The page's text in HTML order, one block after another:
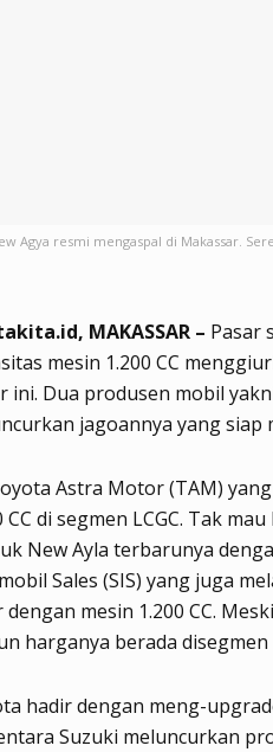
Agya resmi mengaspal di Makassar.
MAKASSAR – Pasar
mesin 1.200 CC
ini. Dua produsen mobil
jagoannya yang siap
Astra Motor (TAM)
CC di segmen LCGC. Tak
New Ayla terbarunya
Sales (SIS) yang juga
dengan mesin 1.200 CC.
harganya berada disegmen
hadir dengan meng-
Suzuki meluncurkan